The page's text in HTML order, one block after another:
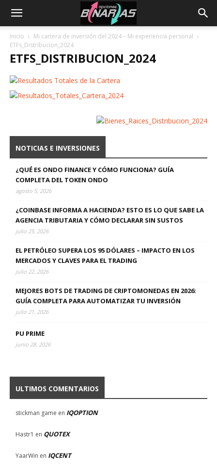
Inicio
Mi cartera de inversión del 2024 – Mi experiencia personal
ETFs_Distribucion_2024
ETFS_DISTRIBUCION_2024
NOTICIAS E INVERSIONES
¿QUÉ ES ONDO FINANCE Y CÓMO FUNCIONA? GUÍA
COMPLETA DEL TOKEN ONDO
agosto 5, 2026
¿COINBASE INFORMA A HACIENDA? ESTO ES LO QUE SABE LA
AGENCIA TRIBUTARIA Y CÓMO DECLARAR SIN SUSTOS
julio 25, 2026
EL PETRÓLEO SUPERA LOS 95 DÓLARES – IMPACTO EN LOS
MERCADOS Y CLAVES PARA EL TRADING
julio 22, 2026
MEJORES BOTS DE TRADING DE CRIPTOMONEDAS EN 2026:
GUÍA COMPLETA PARA AUTOMATIZAR TU INVERSIÓN
julio 21, 2026
PU PRIME
junio 28, 2026
ULTIMOS COMENTARIOS
stickman game en IQOPTION
Hastr1 en QUOTEX
YaarWin en IQCENT